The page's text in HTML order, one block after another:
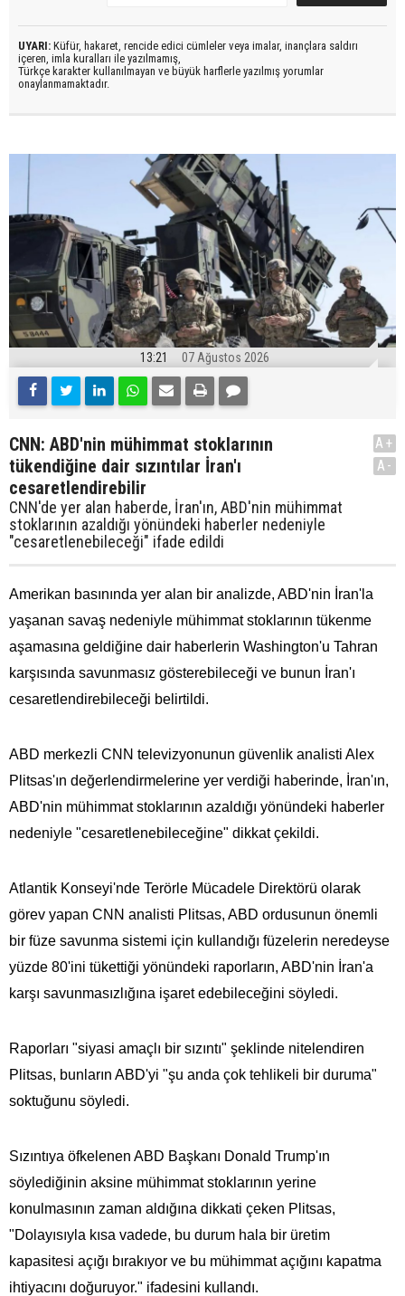
UYARI: Küfür, hakaret, rencide edici cümleler veya imalar, inançlara saldırı
içeren, imla kuralları ile yazılmamış,
Türkçe karakter kullanılmayan ve büyük harflerle yazılmış yorumlar
onaylanmamaktadır.
13:21 07 Ağustos 2026
CNN: ABD'nin mühimmat stoklarının
tükendiğine dair sızıntılar İran'ı
cesaretlendirebilir
CNN'de yer alan haberde, İran'ın, ABD'nin mühimmat
stoklarının azaldığı yönündeki haberler nedeniyle
"cesaretlenebileceği" ifade edildi
A+
A-
Amerikan basınında yer alan bir analizde, ABD'nin İran'la
yaşanan savaş nedeniyle mühimmat stoklarının tükenme
aşamasına geldiğine dair haberlerin Washington'u Tahran
karşısında savunmasız gösterebileceği ve bunun İran'ı
cesaretlendirebileceği belirtildi.
ABD merkezli CNN televizyonunun güvenlik analisti Alex
Plitsas'ın değerlendirmelerine yer verdiği haberinde, İran'ın,
ABD'nin mühimmat stoklarının azaldığı yönündeki haberler
nedeniyle "cesaretlenebileceğine" dikkat çekildi.
Atlantik Konseyi'nde Terörle Mücadele Direktörü olarak
görev yapan CNN analisti Plitsas, ABD ordusunun önemli
bir füze savunma sistemi için kullandığı füzelerin neredeyse
yüzde 80'ini tükettiği yönündeki raporların, ABD'nin İran'a
karşı savunmasızlığına işaret edebileceğini söyledi.
Raporları "siyasi amaçlı bir sızıntı" şeklinde nitelendiren
Plitsas, bunların ABD'yi "şu anda çok tehlikeli bir duruma"
soktuğunu söyledi.
Sızıntıya öfkelenen ABD Başkanı Donald Trump'ın
söylediğinin aksine mühimmat stoklarının yerine
konulmasının zaman aldığına dikkati çeken Plitsas,
"Dolayısıyla kısa vadede, bu durum hala bir üretim
kapasitesi açığı bırakıyor ve bu mühimmat açığını kapatma
ihtiyacını doğuruyor." ifadesini kullandı.